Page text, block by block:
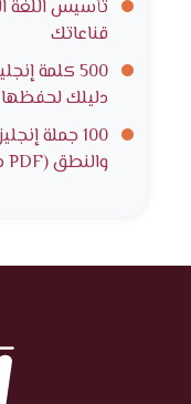
تأسيس اللغة
قناعاتك
500 كلمة
دليلك
100 جملة
والنطق (PDF مجاني)